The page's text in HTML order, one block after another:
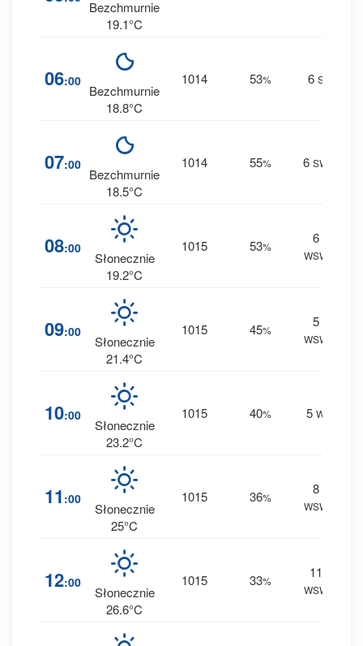
Bezchmurnie
19.1°C
06:00
Bezchmurnie
18.8°C
1014 53% 6 S
07:00
Bezchmurnie
18.5°C
1014 55% 6 SW
08:00
Słonecznie
19.2°C
1015 53%
6
WSW
09:00
Słonecznie
21.4°C
1015 45%
5
WSW
10:00
Słonecznie
23.2°C
1015 40% 5 W
11 :00
Słonecznie
25°C
1015 36%
8
WSW
12:00
Słonecznie
26.6°C
1015 33%
11
WSW